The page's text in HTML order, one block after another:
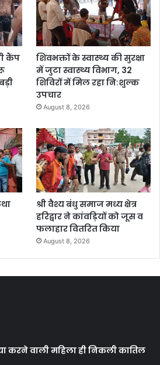
कैंप
शिवभक्तों के स्वास्थ्य की सुरक्षा
में जुटा स्वास्थ्य विभाग, 32
शिविरों में मिल रहा नि:शुल्क
उपचार
August 8, 2026
श्री वैश्य बंधु समाज मध्य क्षेत्र
हरिद्वार ने कांवड़ियों को जूस व
फलाहार वितरित किया
August 8, 2026
करने वाली महिला ही निकली कातिल